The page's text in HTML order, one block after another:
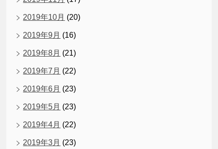
2019年10月 (20)
2019年9月 (16)
2019年8月 (21)
2019年7月 (22)
2019年6月 (23)
2019年5月 (23)
2019年4月 (22)
2019年3月 (23)